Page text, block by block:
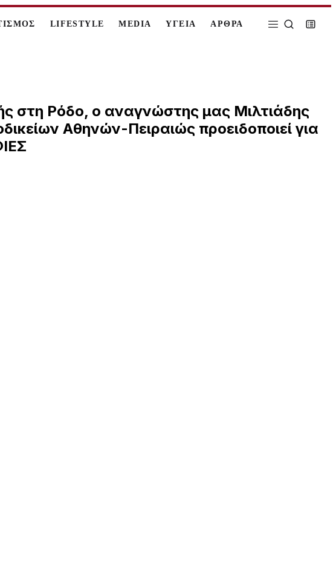
LIFESTYLE MEDIA ΥΓΕΙΑ ΑΡΘΡΑ
στη Ρόδο, ο αναγνώστης μας Μιλτιάδης
Αθηνών-Πειραιώς προειδοποιεί για